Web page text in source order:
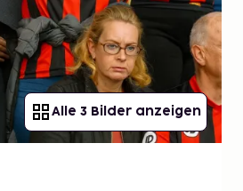
Alle 3 Bilder anzeigen